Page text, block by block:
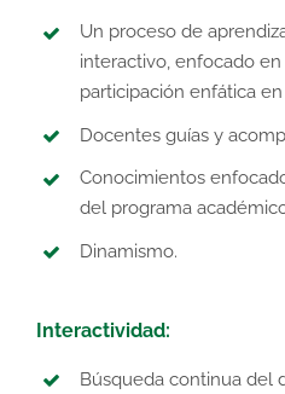
Un proceso de
interactivo, enfocado
participación enfática
Docentes guías y
Conocimientos
del programa
Dinamismo.
Interactividad:
Búsqueda continua del